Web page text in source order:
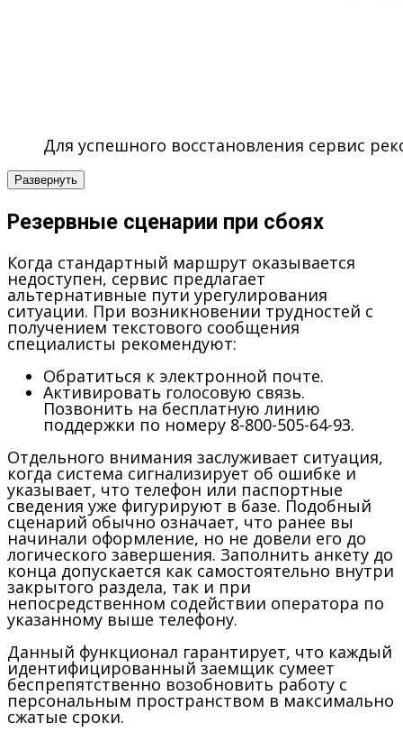
Для успешного восстановления сервис
Развернуть
Резервные сценарии при сбоях
Когда стандартный маршрут оказывается
недоступен, сервис предлагает
альтернативные пути урегулирования
ситуации. При возникновении трудностей с
получением текстового сообщения
специалисты рекомендуют:
Обратиться к электронной почте.
Активировать голосовую связь.
Позвонить на бесплатную линию
поддержки по номеру 8-800-505-64-93.
Отдельного внимания заслуживает ситуация,
когда система сигнализирует об ошибке и
указывает, что телефон или паспортные
сведения уже фигурируют в базе. Подобный
сценарий обычно означает, что ранее вы
начинали оформление, но не довели его до
логического завершения. Заполнить анкету до
конца допускается как самостоятельно внутри
закрытого раздела, так и при
непосредственном содействии оператора по
указанному выше телефону.
Данный функционал гарантирует, что каждый
идентифицированный заемщик сумеет
беспрепятственно возобновить работу с
персональным пространством в максимально
сжатые сроки.